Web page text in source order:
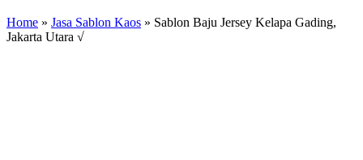
Home » Jasa Sablon Kaos » Sablon Baju Jersey Kelapa Gading,
Jakarta Utara √